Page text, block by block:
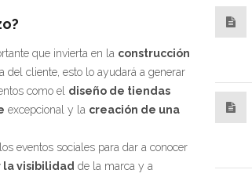
que invierta en la construcción
del cliente, esto lo ayudará a generar
como el diseño de tiendas
excepcional y la creación de una
eventos sociales para dar a conocer
la visibilidad de la marca y a